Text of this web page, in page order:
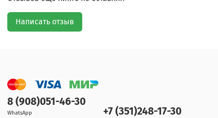
Написать отзыв
8 (908)051-46-30
WhatsApp +7 (351)248-17-30